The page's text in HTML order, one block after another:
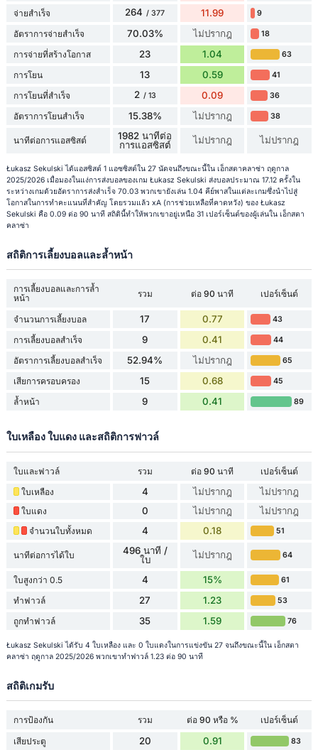
จ่ายสำเร็จ 264 / 377 11.99 9
อัตราการจ่ายสำเร็จ 70.03% ไม่ปรากฎ 18
การจ่ายที่สร้างโอกาส 23 1.04 63
การโยน 13 0.59 41
การโยนที่สำเร็จ 2 / 13 0.09 36
อัตราการโยนสำเร็จ 15.38% ไม่ปรากฎ 38
นาทีต่อการแอสซิสต์
1982 นาทีต่อ
การแอสซิสต์
ไม่ปรากฎ ไม่ปรากฎ
Łukasz Sekulski ได้แอสซิสต์ 1 แอซซิสต์ใน 27 นัดจนถึงขณะนี้ใน เอ็กสตาคลาซ่า ฤดูกาล
2025/2026 เมื่อมองในแง่การส่งบอลของเกม Łukasz Sekulski ส่งบอลประมาณ 17.12 ครั้งใน
ระหว่างเกมด้วยอัตราการส่งสำเร็จ 70.03 พวกเขายังเล่น 1.04 คีย์พาสในแต่ละเกมซึ่งนำไปสู่
โอกาสในการทำคะแนนที่สำคัญ โดยรวมแล้ว xA (การช่วยเหลือที่คาดหวัง) ของ Łukasz
Sekulski คือ 0.09 ต่อ 90 นาที สถิตินี้ทำให้พวกเขาอยู่เหนือ 31 เปอร์เซ็นต์ของผู้เล่นใน เอ็กสตา
คลาซ่า
สถิติการเลี้ยงบอลและล้ำหน้า
การเลี้ยงบอลและการล้ำ
หน้า
รวม ต่อ 90 นาที เปอร์เซ็นต์
จำนวนการเลี้ยงบอล 17 0.77 43
การเลี้ยงบอลสำเร็จ 9 0.41 44
อัตราการเลี้ยงบอลสำเร็จ 52.94% ไม่ปรากฎ 65
เสียการครอบครอง 15 0.68 45
ล้ำหน้า 9 0.41 89
ใบเหลือง ใบแดง และสถิติการฟาวล์
ใบและฟาวล์ รวม ต่อ 90 นาที
เปอร์เซ็นต์
ใบเหลือง
4 ไม่ปรากฎ ไม่ปรากฎ
ใบแดง 0 ไม่ปรากฎ ไม่ปรากฎ
จำนวนใบทั้งหมด 4 0.18 51
นาทีต่อการได้ใบ
496 นาที /
ใบ
ไม่ปรากฎ 64
ใบสูงกว่า 0.5 4 15% 61
ทำฟาวล์ 27 1.23 53
ถูกทำฟาวล์ 35 1.59 76
Łukasz Sekulski ได้รับ 4 ใบเหลือง และ 0 ใบแดงในการแข่งขัน 27 จนถึงขณะนี้ใน เอ็กสตา
คลาซ่า ฤดูกาล 2025/2026 พวกเขาทำฟาวล์ 1.23 ต่อ 90 นาที
สถิติเกมรับ
การป้องกัน รวม ต่อ 90 หรือ %
เปอร์เซ็นต์
เสียประตู
20 0.91 83